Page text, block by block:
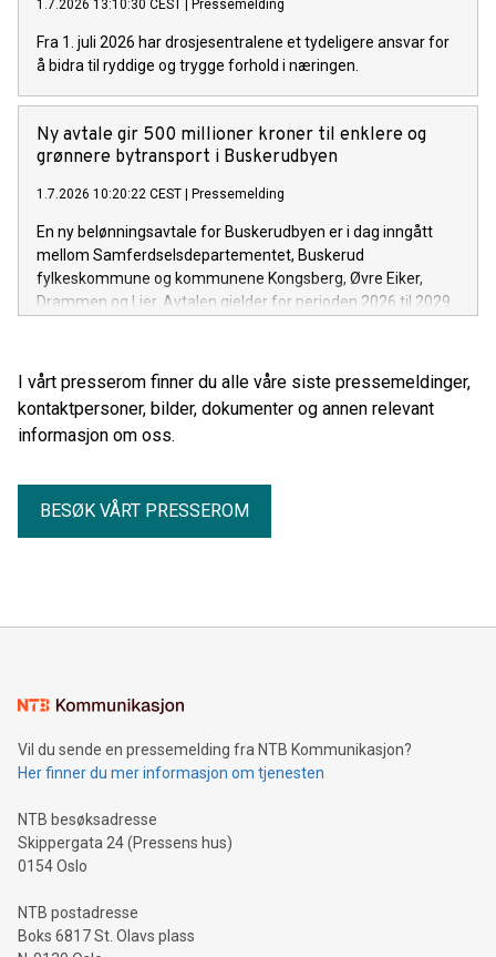
1.7.2026 13:10:30 CEST | Pressemelding
Fra 1. juli 2026 har drosjesentralene et tydeligere ansvar for
å bidra til ryddige og trygge forhold i næringen.
Ny avtale gir 500 millioner kroner til enklere og
grønnere bytransport i Buskerudbyen
1.7.2026 10:20:22 CEST | Pressemelding
En ny belønningsavtale for Buskerudbyen er i dag inngått
mellom Samferdselsdepartementet, Buskerud
fylkeskommune og kommunene Kongsberg, Øvre Eiker,
Drammen og Lier. Avtalen gjelder for perioden 2026 til 2029
persontransport med bil.
I vårt presserom finner du alle våre siste pressemeldinger,
kontaktpersoner, bilder, dokumenter og annen relevant
informasjon om oss.
BESØK VÅRT PRESSEROM
Vil du sende en pressemelding fra NTB Kommunikasjon?
Her finner du mer informasjon om tjenesten
NTB besøksadresse
Skippergata 24 (Pressens hus)
0154 Oslo
NTB postadresse
Boks 6817 St. Olavs plass